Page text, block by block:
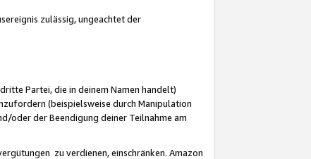
zulässig, ungeachtet der
Partei, die in deinem Namen handelt)
(beispielsweise durch Manipulation
oder der Beendigung deiner Teilnahme am
zu verdienen, einschränken. Amazon